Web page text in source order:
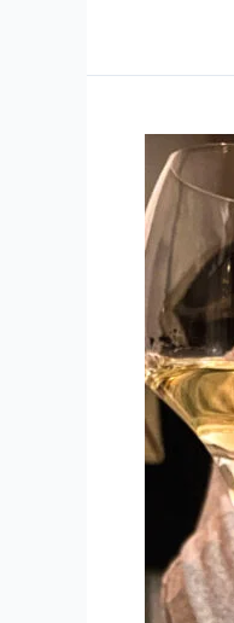
des
du
Salagou
–
–
Mas
des
Chimères
–
2006